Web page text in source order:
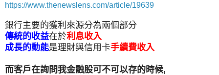
https://www.thenewslens.com/article/19639
銀行主要的獲利來源分為兩個部分
傳統的收益在於利息收入
成長的動能是理財與信用卡手續費收入
而客戶在詢問我金融股可不可以存的時候,